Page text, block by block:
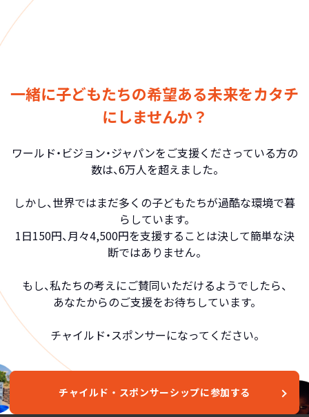
一緒に子どもたちの希望ある未来をカタチ
にしませんか？
ワールド・ビジョン・ジャパンをご支援くださっている方の
数は、6万人を超えました。
しかし、世界ではまだ多くの子どもたちが過酷な環境で暮
らしています。
1日150円、月々4,500円を支援することは決して簡単な決
断ではありません。
もし、私たちの考えにご賛同いただけるようでしたら、
あなたからのご支援をお待ちしています。
チャイルド・スポンサーになってください。
チャイルド・スポンサーシップに参加する